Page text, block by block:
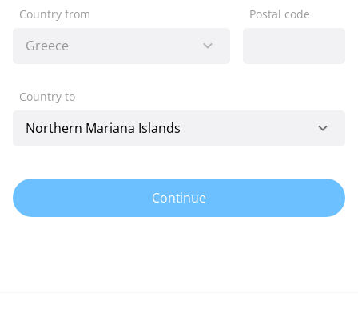
Country from Postal code
Country to
Continue